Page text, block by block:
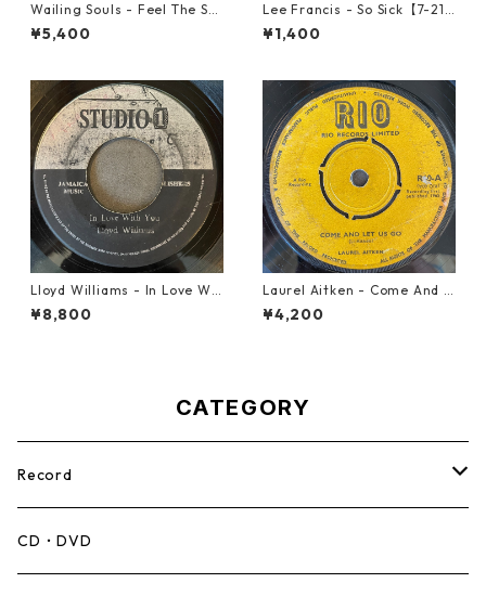
Wailing Souls - Feel The Spi
rit【7-21955】
¥5,400
Lee Francis - So Sick【7-219
25】
¥1,400
Lloyd Williams - In Love Wit
h You【7-21917】
¥8,800
Laurel Aitken - Come And L
et Us Go【7-21779】
¥4,200
CATEGORY
Record
Mento,Calypso,Ballad
CD・DVD